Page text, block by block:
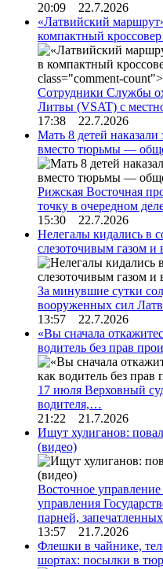
20:09 22.7.2026
«Латвийский
компактный кроссовер
Сотрудники Службы
Литвы (VSAT) с
17:38 22.7.2026
Мать 8 детей
вместо тюрьмы —
Рижская Восточная
точку в очередном
15:30 22.7.2026
Нелегалы кидались в
слезоточивым газом и
За минувшие сутки
вооруженных сил
13:57 22.7.2026
«Вы сначала
водитель без прав
17 июля Верховный
водителя,…
21:22 21.7.2026
Ищут хулиганов:
(видео)
Восточное
управления
парней,
13:57 21.7.2026
Флешки в чайнике,
шортах: посылки в